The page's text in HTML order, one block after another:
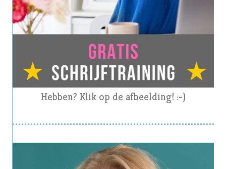
Hebben? Klik op de afbeelding! :-)